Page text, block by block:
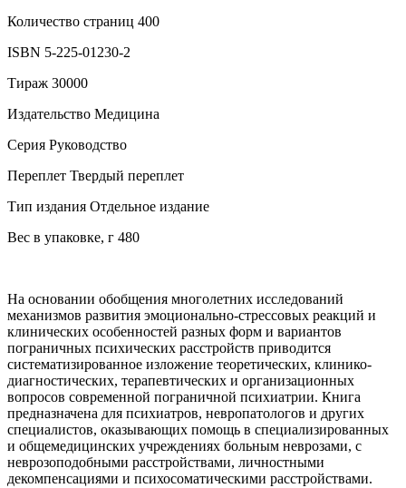
Количество страниц 400
ISBN 5-225-01230-2
Тираж 30000
Издательство Медицина
Серия Руководство
Переплет Твердый переплет
Тип издания Отдельное издание
Вес в упаковке, г 480
На основании обобщения многолетних исследований
механизмов развития эмоционально-стрессовых реакций и
клинических особенностей разных форм и вариантов
пограничных психических расстройств приводится
систематизированное изложение теоретических, клинико-
диагностических, терапевтических и организационных
вопросов современной пограничной психиатрии. Книга
предназначена для психиатров, невропатологов и других
специалистов, оказывающих помощь в специализированных
и общемедицинских учреждениях больным неврозами, с
неврозоподобными расстройствами, личностными
декомпенсациями и психосоматическими расстройствами.